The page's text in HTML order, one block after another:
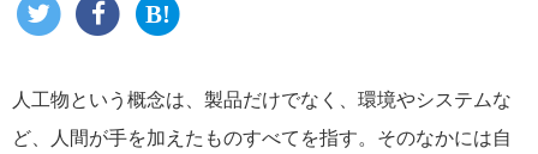
t
i
人工物という概念は、製品だけでなく、環境やシステムな
ど、人間が手を加えたものすべてを指す。そのなかには自